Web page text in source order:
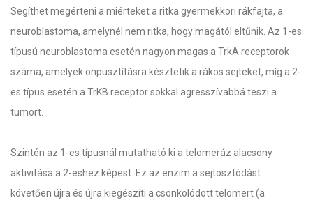
Segíthet megérteni a miérteket a ritka gyermekkori rákfajta, a
neuroblastoma, amelynél nem ritka, hogy magától eltűnik. Az 1-es
típusú neuroblastoma esetén nagyon magas a TrkA receptorok
száma, amelyek önpusztításra késztetik a rákos sejteket, míg a 2-
es típus esetén a TrKB receptor sokkal agresszívabbá teszi a
tumort.
Szintén az 1-es típusnál mutatható ki a telomeráz alacsony
aktivitása a 2-eshez képest. Ez az enzim a sejtosztódást
követően újra és újra kiegészíti a csonkolódott telomert (a